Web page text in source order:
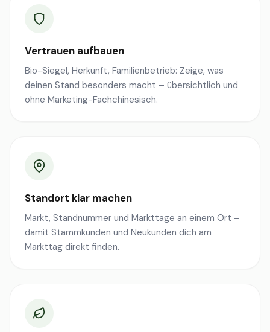
Vertrauen aufbauen
Bio-Siegel, Herkunft, Familienbetrieb: Zeige, was
deinen Stand besonders macht – übersichtlich und
ohne Marketing-Fachchinesisch.
Standort klar machen
Markt, Standnummer und Markttage an einem Ort –
damit Stammkunden und Neukunden dich am
Markttag direkt finden.